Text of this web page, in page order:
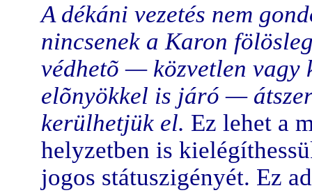
A dékáni vezetés nem
nincsenek a Karon
védhetõ — közvetlen vagy
elõnyökkel is járó —
kerülhetjük el. Ez lehet a
helyzetben is
jogos státuszigényét. Ez